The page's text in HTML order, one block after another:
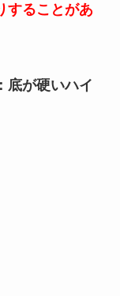
することがあ
底が硬いハイ